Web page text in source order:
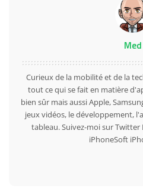
Med
Curieux de la mobilité et de la
tout ce qui se fait en matière
bien sûr mais aussi Apple,
jeux vidéos, le développement,
tableau. Suivez-moi surTwitter
iPhoneSoft